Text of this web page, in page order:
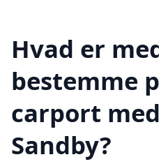
Hvad er
bestemme
carport
Sandby?